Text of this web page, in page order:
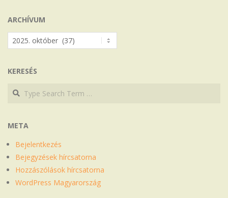
ARCHÍVUM
Archívum
KERESÉS
Search
Search
META
Bejelentkezés
Bejegyzések hírcsatorna
Hozzászólások hírcsatorna
WordPress Magyarország